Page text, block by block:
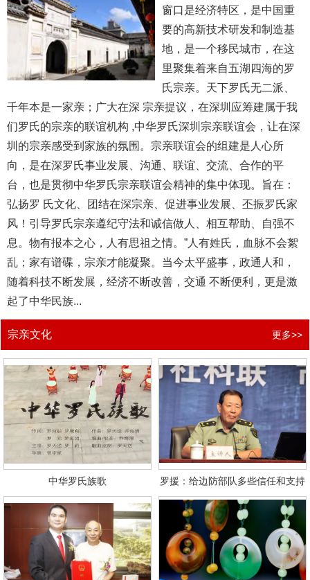
窗口是经济特区，是中国重
要的高新技术研发和制造基
地，是一个移民城市，在这
里聚集着来自五湖四海的罗
氏宗亲。天下罗氏无二派、
千年本是一家亲；广大在深 宗亲提议，在深圳应筹建属于我
们罗氏的宗亲的联谊机构 ,中华罗氏深圳宗亲联谊会，让在深
圳的宗亲感受到家族的氛围。宗亲联谊会的组建是人心所
向，是在深罗氏事业发展、沟通、联谊、交流、合作的平
台，也是贯彻中华罗氏宗亲联谊会精神的集中体现。旨在：
弘扬罗 氏文化、团结在深宗亲、促进事业发展、丕振罗氏家
风！引导罗氏宗亲遵纪守法和诚信做人、相互帮助、自强不
息。物有报本之心，人有思祖之情。”人有姓氏，血脉不会絮
乱；家有谱碟，宗亲才能凝聚。当今太平盛事，政通人和，
随着科技不断发展，经济不断改善，交通 不断便利，更是激
起了中华民族...
宗亲文化 更多>>
中华罗氏族歌 罗援：给边防部队多些信任和支持